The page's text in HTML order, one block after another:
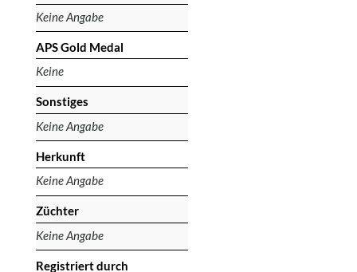
Keine Angabe
APS Gold Medal
Keine
Sonstiges
Keine Angabe
Herkunft
Keine Angabe
Züchter
Keine Angabe
Registriert durch